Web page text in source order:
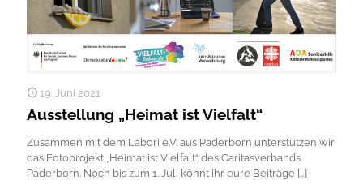
19. Juni 2021
Ausstellung „Heimat ist Vielfalt“
Zusammen mit dem Labori e.V. aus Paderborn unterstützen wir
das Fotoprojekt „Heimat ist Vielfalt“ des Caritasverbands
Paderborn. Noch bis zum 1. Juli könnt ihr eure Beiträge […]